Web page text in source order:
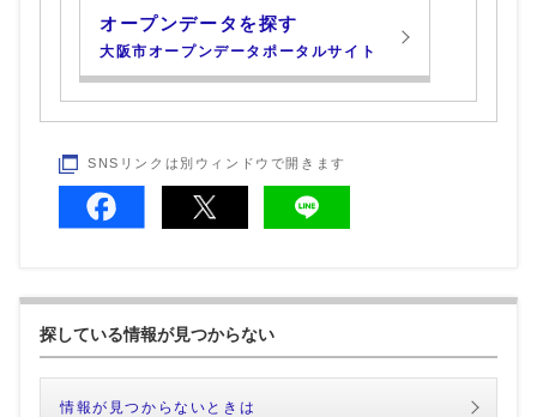
オープンデータを探す
大阪市オープンデータポータルサイト
SNSリンクは別ウィンドウで開きます
探している情報が見つからない
情報が見つからないときは